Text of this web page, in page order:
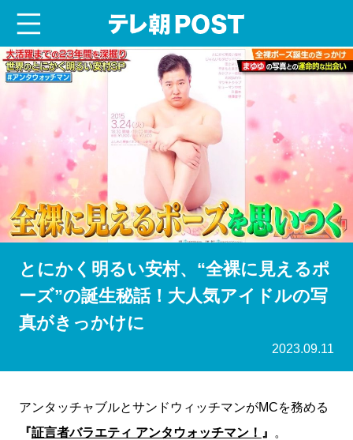
とにかく明るい安村、“全裸に見えるポ
ーズ”の誕生秘話！大人気アイドルの写
真がきっかけに
2023.09.11
アンタッチャブルとサンドウィッチマンがMCを務める
『証言者バラエティ アンタウォッチマン！ 』